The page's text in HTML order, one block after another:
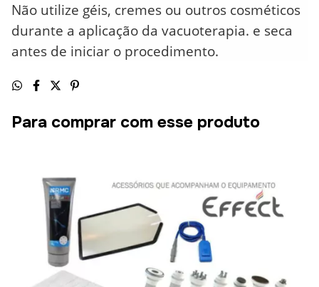
Não utilize géis, cremes ou outros cosméticos
durante a aplicação da vacuoterapia. e seca
antes de iniciar o procedimento.
Para comprar com esse produto